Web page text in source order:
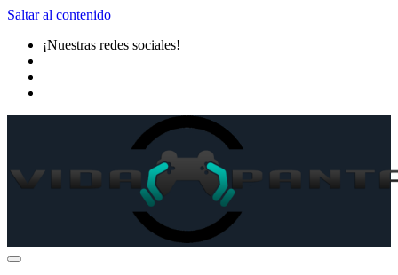
Saltar al contenido
¡Nuestras redes sociales!